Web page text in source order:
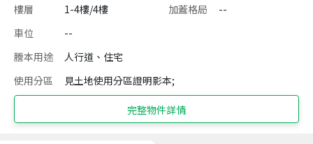
樓層
1-4樓/4樓 加蓋格局
--
車位
--
謄本用途
人行道、住宅
使用分區
見土地使用分區證明影本;
完整物件詳情